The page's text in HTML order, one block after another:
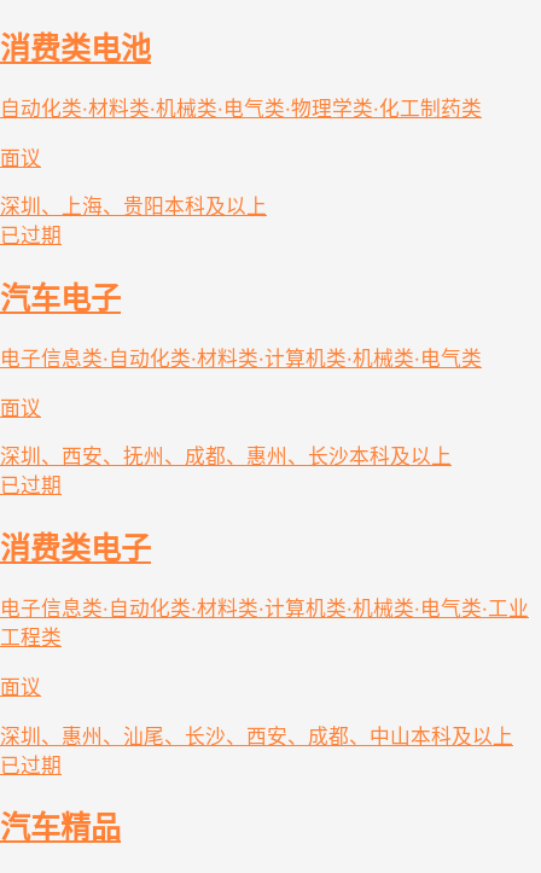
消费类电池
自动化类·材料类·机械类·电气类·物理学类·化工制药类
面议
深圳、上海、贵阳本科及以上
已过期
汽车电子
电子信息类·自动化类·材料类·计算机类·机械类·电气类
面议
深圳、西安、抚州、成都、惠州、长沙本科及以上
已过期
消费类电子
电子信息类·自动化类·材料类·计算机类·机械类·电气类·工业
工程类
面议
深圳、惠州、汕尾、长沙、西安、成都、中山本科及以上
已过期
汽车精品